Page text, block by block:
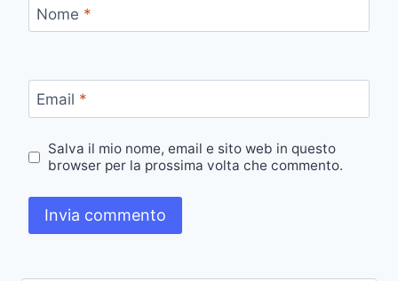
Nome *
Email *
Salva il mio nome, email e sito web in questo
browser per la prossima volta che commento.